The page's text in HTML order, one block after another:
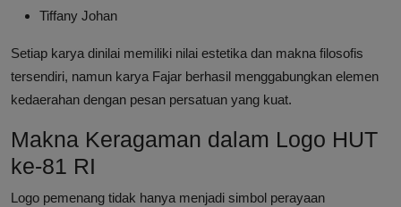
Tiffany Johan
Setiap karya dinilai memiliki nilai estetika dan makna filosofis
tersendiri, namun karya Fajar berhasil menggabungkan elemen
kedaerahan dengan pesan persatuan yang kuat.
Makna Keragaman dalam Logo HUT
ke-81 RI
Logo pemenang tidak hanya menjadi simbol perayaan